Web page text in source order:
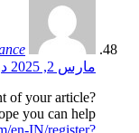
مارس 2, 2025 در 8:28 ق.ظ
of your article?
you can help
en-IN/register?